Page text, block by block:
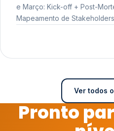
e Março: Kick-off + Post-
Mapeamento de
Ver todos
Pronto